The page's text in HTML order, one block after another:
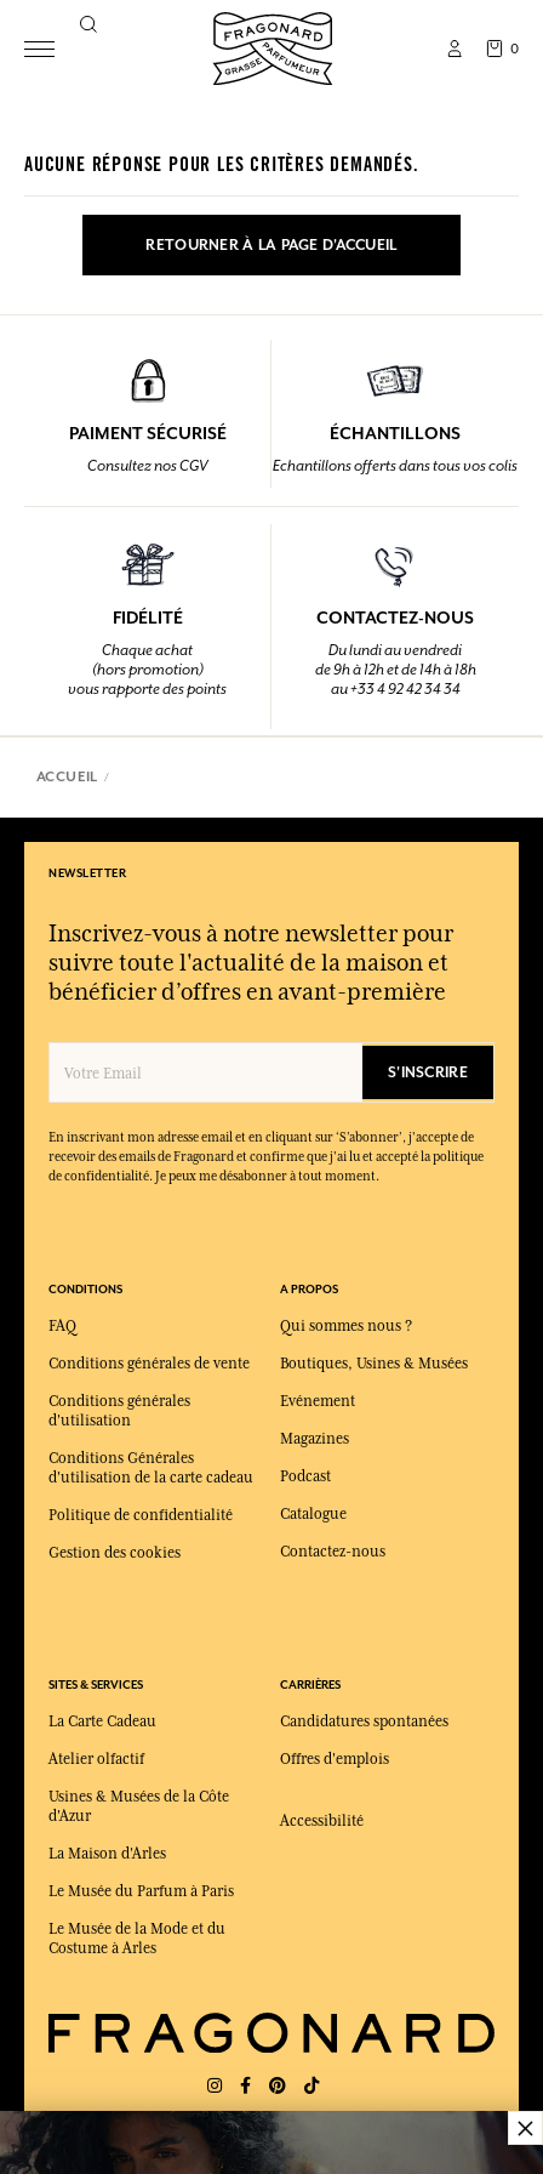
0
AUCUNE RÉPONSE POUR LES CRITÈRES DEMANDÉS.
RETOURNER À LA PAGE D'ACCUEIL
PAIMENT SÉCURISÉ
Consultez nos CGV
ÉCHANTILLONS
Echantillons offerts dans tous vos colis
FIDÉLITÉ
Chaque achat
(hors promotion)
vous rapporte des points
CONTACTEZ-NOUS
Du lundi au vendredi
de 9h à 12h et de 14h à 18h
au +33 4 92 42 34 34
ACCUEIL
NEWSLETTER
Inscrivez-vous à notre newsletter pour
suivre toute l'actualité de la maison et
bénéficier d’offres en avant-première
S'INSCRIRE
En inscrivant mon adresse email et en cliquant sur ‘S’abonner’, j'accepte de
recevoir des emails de Fragonard et confirme que j'ai lu et accepté la politique
de confidentialité. Je peux me désabonner à tout moment.
CONDITIONS
FAQ
Conditions générales de vente
Conditions générales
d'utilisation
Conditions Générales
d'utilisation de la carte cadeau
Politique de confidentialité
Gestion des cookies
SITES & SERVICES
La Carte Cadeau
Atelier olfactif
Usines & Musées de la Côte
d'Azur
La Maison d'Arles
Le Musée du Parfum à Paris
Le Musée de la Mode et du
Costume à Arles
A PROPOS
Qui sommes nous ?
Boutiques, Usines & Musées
Evénement
Magazines
Podcast
Catalogue
Contactez-nous
CARRIÈRES
Candidatures spontanées
Offres d'emplois
Accessibilité
LIVRAISON: FR LANGUE:
×